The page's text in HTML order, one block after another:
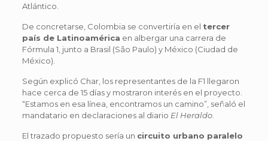
Atlántico.
De concretarse, Colombia se convertiría en el tercer
país de Latinoamérica en albergar una carrera de
Fórmula 1, junto a Brasil (São Paulo) y México (Ciudad de
México).
Según explicó Char, los representantes de la F1 llegaron
hace cerca de 15 días y mostraron interés en el proyecto.
“Estamos en esa línea, encontramos un camino”, señaló el
mandatario en declaraciones al diario El Heraldo.
El trazado propuesto sería un circuito urbano paralelo